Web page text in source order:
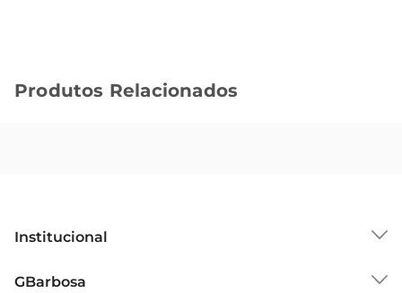
ingredientes em suas receitas. O Chocolate Suíço
Esse chocolate é ideal para diversas ocasiões. Seja
mesmo ou paraacompanhar um café ou chá, o
Produtos Relacionados
Institucional
GBarbosa